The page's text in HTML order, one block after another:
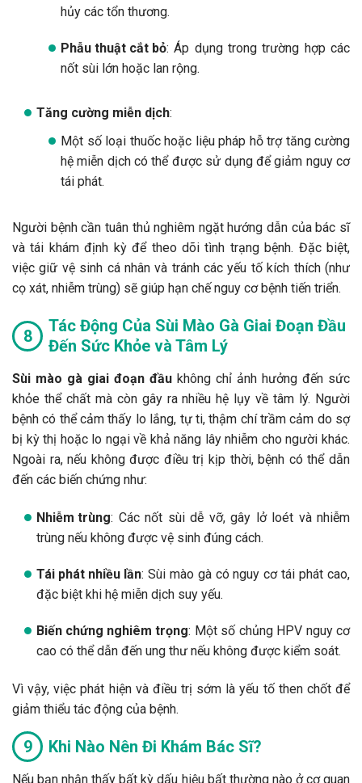
hủy các tổn thương.
Phẫu thuật cắt bỏ: Áp dụng trong trường hợp các
nốt sùi lớn hoặc lan rộng.
Tăng cường miễn dịch:
Một số loại thuốc hoặc liệu pháp hỗ trợ tăng cường
hệ miễn dịch có thể được sử dụng để giảm nguy cơ
tái phát.
Người bệnh cần tuân thủ nghiêm ngặt hướng dẫn của bác sĩ
và tái khám định kỳ để theo dõi tình trạng bệnh. Đặc biệt,
việc giữ vệ sinh cá nhân và tránh các yếu tố kích thích (như
cọ xát, nhiễm trùng) sẽ giúp hạn chế nguy cơ bệnh tiến triển.
Tác Động Của Sùi Mào Gà Giai Đoạn Đầu
Đến Sức Khỏe và Tâm Lý
Sùi mào gà giai đoạn đầu không chỉ ảnh hưởng đến sức
khỏe thể chất mà còn gây ra nhiều hệ lụy về tâm lý. Người
bệnh có thể cảm thấy lo lắng, tự ti, thậm chí trầm cảm do sợ
bị kỳ thị hoặc lo ngại về khả năng lây nhiễm cho người khác.
Ngoài ra, nếu không được điều trị kịp thời, bệnh có thể dẫn
đến các biến chứng như:
Nhiễm trùng: Các nốt sùi dễ vỡ, gây lở loét và nhiễm
trùng nếu không được vệ sinh đúng cách.
Tái phát nhiều lần: Sùi mào gà có nguy cơ tái phát cao,
đặc biệt khi hệ miễn dịch suy yếu.
Biến chứng nghiêm trọng: Một số chủng HPV nguy cơ
cao có thể dẫn đến ung thư nếu không được kiểm soát.
Vì vậy, việc phát hiện và điều trị sớm là yếu tố then chốt để
giảm thiểu tác động của bệnh.
Khi Nào Nên Đi Khám Bác Sĩ?
Nếu bạn nhận thấy bất kỳ dấu hiệu bất thường nào ở cơ quan